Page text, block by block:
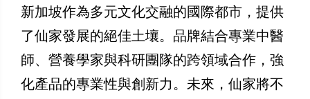
新加坡作為多元文化交融的國際都市，提供
了仙家發展的絕佳土壤。品牌結合專業中醫
師、營養學家與科研團隊的跨領域合作，強
化產品的專業性與創新力。未來，仙家將不